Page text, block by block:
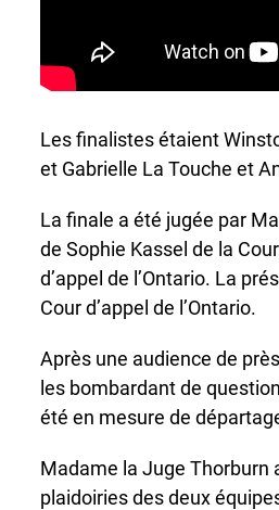
Les finalistes étaient
et Gabrielle La Touche et
La finale a été jugée par
de Sophie Kassel de la
d’appel de l’Ontario. La
Cour d’appel de l’Ontario.
Après une audience de
les bombardant de
été en mesure de
Madame la Juge Thorburn
plaidoiries des deux
Vous venez
testons
certains
pas,